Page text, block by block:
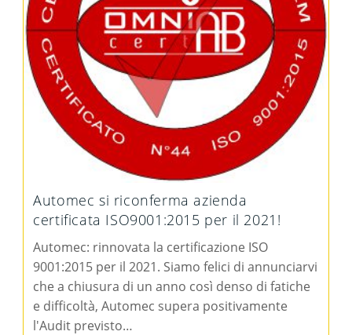
Automec si riconferma azienda
certificata ISO9001:2015 per il 2021!
Automec: rinnovata la certificazione ISO
9001:2015 per il 2021. Siamo felici di annunciarvi
che a chiusura di un anno così denso di fatiche
e difficoltà, Automec supera positivamente
l'Audit previsto…